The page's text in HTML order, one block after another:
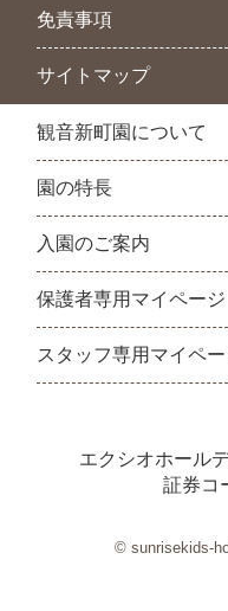
免責事項
サイトマップ
観音新町園について
園の特長
入園のご案内
保護者専用マイページ
スタッフ専用マイペ
エクシオホール
証券コ
© sunrisekids-